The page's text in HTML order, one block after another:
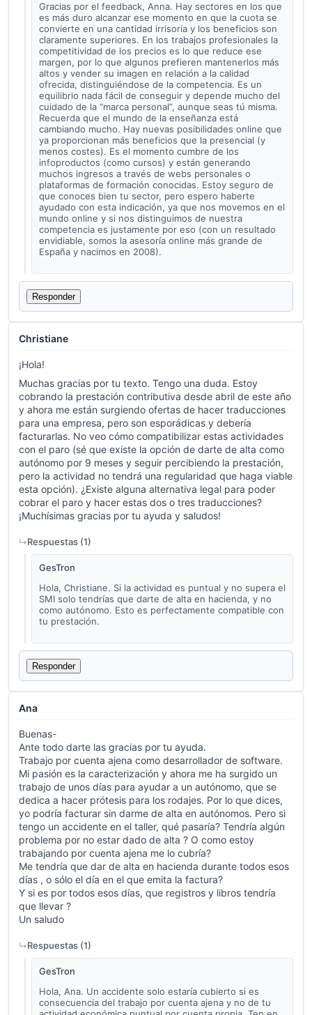
Gracias por el feedback, Anna. Hay sectores en los que
es más duro alcanzar ese momento en que la cuota se
convierte en una cantidad irrisoria y los beneficios son
claramente superiores. En los trabajos profesionales la
competitividad de los precios es lo que reduce ese
margen, por lo que algunos prefieren mantenerlos más
altos y vender su imagen en relación a la calidad
ofrecida, distinguiéndose de la competencia. Es un
equilibrio nada fácil de conseguir y depende mucho del
cuidado de la “marca personal”, aunque seas tú misma.
Recuerda que el mundo de la enseñanza está
cambiando mucho. Hay nuevas posibilidades online que
ya proporcionan más beneficios que la presencial (y
menos costes). Es el momento cumbre de los
infoproductos (como cursos) y están generando
muchos ingresos a través de webs personales o
plataformas de formación conocidas. Estoy seguro de
que conoces bien tu sector, pero espero haberte
ayudado con esta indicación, ya que nos movemos en el
mundo online y si nos distinguimos de nuestra
competencia es justamente por eso (con un resultado
envidiable, somos la asesoría online más grande de
España y nacimos en 2008).
Responder
Christiane
¡Hola!
Muchas gracias por tu texto. Tengo una duda. Estoy
cobrando la prestación contributiva desde abril de este año
y ahora me están surgiendo ofertas de hacer traducciones
para una empresa, pero son esporádicas y debería
facturarlas. No veo cómo compatibilizar estas actividades
con el paro (sé que existe la opción de darte de alta como
autónomo por 9 meses y seguir percibiendo la prestación,
pero la actividad no tendrá una regularidad que haga viable
esta opción). ¿Existe alguna alternativa legal para poder
cobrar el paro y hacer estas dos o tres traducciones?
¡Muchísimas gracias por tu ayuda y saludos!
Respuestas (1)
GesTron
Hola, Christiane. Si la actividad es puntual y no supera el
SMI solo tendrías que darte de alta en hacienda, y no
como autónomo. Esto es perfectamente compatible con
tu prestación.
Responder
Ana
Buenas-
Ante todo darte las gracias por tu ayuda.
Trabajo por cuenta ajena como desarrollador de software.
Mi pasión es la caracterización y ahora me ha surgido un
trabajo de unos días para ayudar a un autónomo, que se
dedica a hacer prótesis para los rodajes. Por lo que dices,
yo podría facturar sin darme de alta en autónomos. Pero si
tengo un accidente en el taller, qué pasaría? Tendría algún
problema por no estar dado de alta ? O como estoy
trabajando por cuenta ajena me lo cubría?
Me tendría que dar de alta en hacienda durante todos esos
días , o sólo el día en el que emita la factura?
Y si es por todos esos días, que registros y libros tendría
que llevar ?
Un saludo
Respuestas (1)
GesTron
Hola, Ana. Un accidente solo estaría cubierto si es
consecuencia del trabajo por cuenta ajena y no de tu